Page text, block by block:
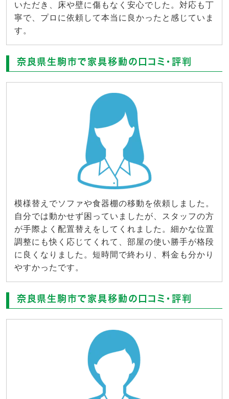
いただき、床や壁に傷もなく安心でした。対応も丁
寧で、プロに依頼して本当に良かったと感じていま
す。
奈良県生駒市で家具移動の口コミ・評判
模様替えでソファや食器棚の移動を依頼しました。
自分では動かせず困っていましたが、スタッフの方
が手際よく配置替えをしてくれました。細かな位置
調整にも快く応じてくれて、部屋の使い勝手が格段
に良くなりました。短時間で終わり、料金も分かり
やすかったです。
奈良県生駒市で家具移動の口コミ・評判